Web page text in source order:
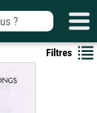
Filtres